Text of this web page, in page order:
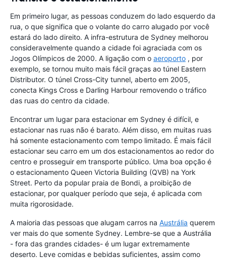
Em primeiro lugar, as pessoas conduzem do lado esquerdo da
rua, o que significa que o volante do carro alugado por você
estará do lado direito. A infra-estrutura de Sydney melhorou
consideravelmente quando a cidade foi agraciada com os
Jogos Olímpicos de 2000. A ligação com o aeroporto , por
exemplo, se tornou muito mais fácil graças ao túnel Eastern
Distributor. O túnel Cross-City tunnel, aberto em 2005,
conecta Kings Cross e Darling Harbour removendo o tráfico
das ruas do centro da cidade.
Encontrar um lugar para estacionar em Sydney é difícil, e
estacionar nas ruas não é barato. Além disso, em muitas ruas
há somente estacionamento com tempo limitado. É mais fácil
estacionar seu carro em um dos estacionamentos ao redor do
centro e prosseguir em transporte público. Uma boa opção é
o estacionamento Queen Victoria Building (QVB) na York
Street. Perto da popular praia de Bondi, a proibição de
estacionar, por qualquer período que seja, é aplicada com
muita rigorosidade.
A maioria das pessoas que alugam carros na Austrália querem
ver mais do que somente Sydney. Lembre-se que a Austrália
- fora das grandes cidades- é um lugar extremamente
deserto. Leve comidas e bebidas suficientes, assim como